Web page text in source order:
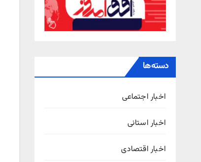
دسته‌ها
اخبار اجتماعی
اخبار استانی
اخبار اقتصادی